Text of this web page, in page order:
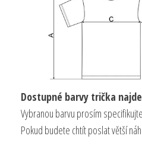
Dostupné barvy trička
Vybranou barvu prosím
Pokud budete chtít poslat větší